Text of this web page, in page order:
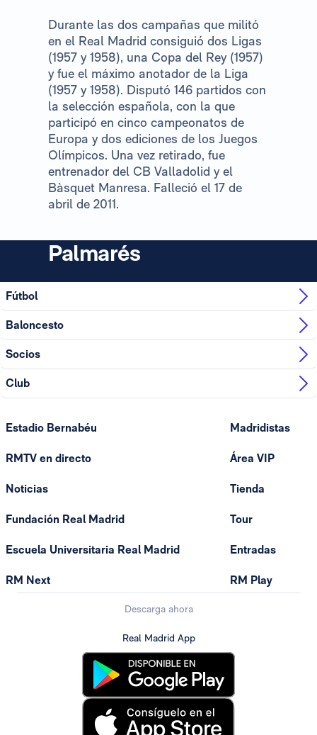
Durante las dos campañas que militó
en el Real Madrid consiguió dos Ligas
(1957 y 1958), una Copa del Rey (1957)
y fue el máximo anotador de la Liga
(1957 y 1958). Disputó 146 partidos con
la selección española, con la que
participó en cinco campeonatos de
Europa y dos ediciones de los Juegos
Olímpicos. Una vez retirado, fue
entrenador del CB Valladolid y el
Bàsquet Manresa. Falleció el 17 de
abril de 2011.
Palmarés
Fútbol
Baloncesto
Socios
Club
Estadio Bernabéu
RMTV en directo
Noticias
Fundación Real Madrid
Escuela Universitaria Real Madrid
RM Next
Madridistas
Área VIP
Tienda
Tour
Entradas
RM Play
Descarga ahora
Real Madrid App